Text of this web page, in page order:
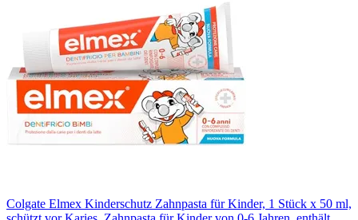
Colgate Elmex Kinderschutz Zahnpasta für Kinder, 1 Stück x 50 ml,